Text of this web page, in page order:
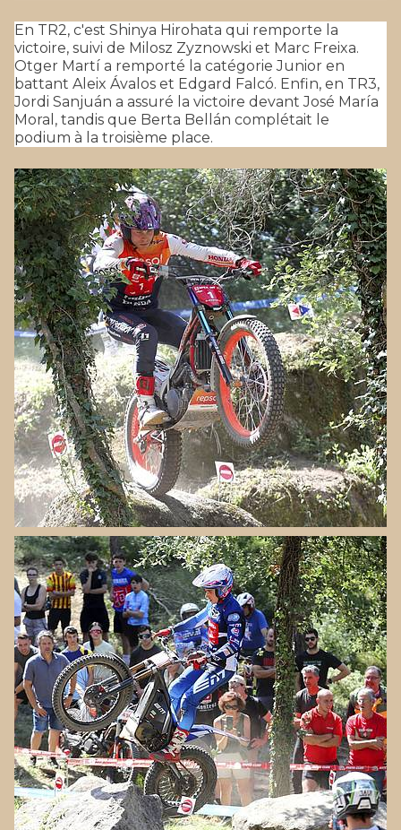
En TR2, c'est Shinya Hirohata qui remporte la
victoire, suivi de Milosz Zyznowski et Marc Freixa.
Otger Martí a remporté la catégorie Junior en
battant Aleix Ávalos et Edgard Falcó. Enfin, en TR3,
Jordi Sanjuán a assuré la victoire devant José María
Moral, tandis que Berta Bellán complétait le
podium à la troisième place.